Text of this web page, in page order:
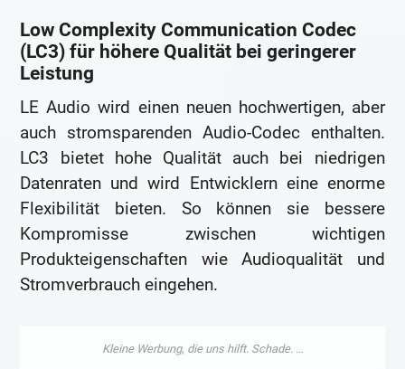
Low Complexity Communication Codec
(LC3) für höhere Qualität bei geringerer
Leistung
LE Audio wird einen neuen hochwertigen, aber
auch stromsparenden Audio-Codec enthalten.
LC3 bietet hohe Qualität auch bei niedrigen
Datenraten und wird Entwicklern eine enorme
Flexibilität bieten. So können sie bessere
Kompromisse zwischen wichtigen
Produkteigenschaften wie Audioqualität und
Stromverbrauch eingehen.